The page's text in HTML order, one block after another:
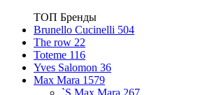
ТОП Бренды
Brunello Cucinelli 504
The row 22
Toteme 116
Yves Salomon 36
Max Mara 1579
`S Max Mara 267